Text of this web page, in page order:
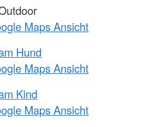
Maps Ansicht
Hund
Maps Ansicht
Kind
Maps Ansicht